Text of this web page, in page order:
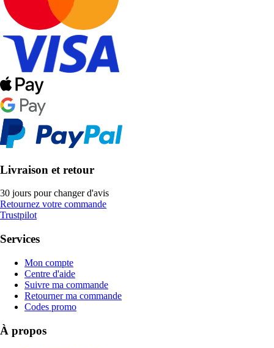
Livraison et retour
30 jours pour changer d'avis
Retournez votre commande
Trustpilot
Services
Mon compte
Centre d'aide
Suivre ma commande
Retourner ma commande
Codes promo
À propos